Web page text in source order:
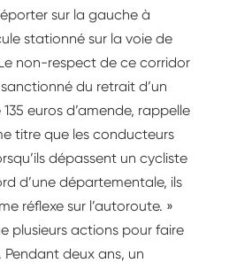
sur la gauche à
stationné sur la voie de
non-respect de ce corridor
du retrait d’un
euros d’amende, rappelle
titre que les conducteurs
dépassent un cycliste
d’une départementale, ils
réflexe sur l’autoroute. »
plusieurs actions pour faire
deux ans, un